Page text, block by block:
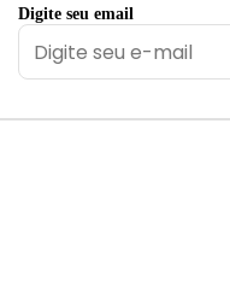
Digite seu email